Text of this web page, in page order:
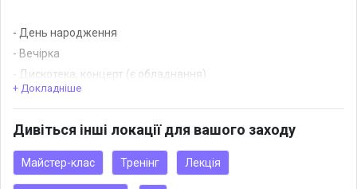
- День народження
- Вечірка
- Дискотека, концерт (є обладнання)
- Перегляд кіно
Є можливість гучно включати музику, не житлове приміщення,
можна зробити навіть дискотеку, і справжній концерт, є все
світлове і звукове обладнання, барабани, підсилювачі,
+ Докладніше
Дивіться інші локації для вашого заходу
Майстер-клас Тренінг Лекція